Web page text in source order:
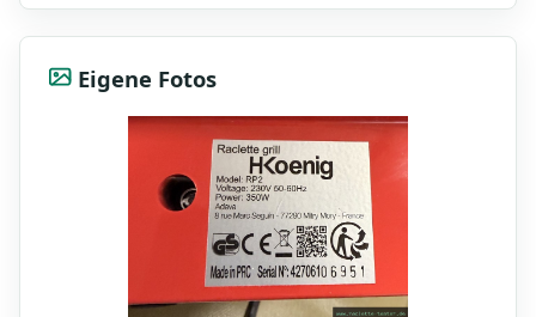
Eigene Fotos